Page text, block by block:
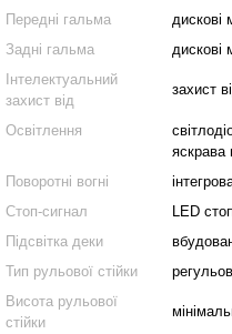
Передні гальма
дискові
Задні гальма
дискові
Інтелектуальний
захист від
захист
Освітлення
яскрава
Поворотні вогні
Стоп-сигнал
LED
Підсвітка деки
Тип рульової стійки
Висота рульової
стійки